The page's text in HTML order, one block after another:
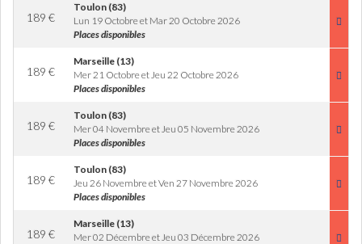
189 €
Toulon (83)
Lun 19 Octobre et Mar 20 Octobre 2026
Places disponibles
189 €
Marseille (13)
Mer 21 Octobre et Jeu 22 Octobre 2026
Places disponibles
189 €
Toulon (83)
Mer 04 Novembre et Jeu 05 Novembre 2026
Places disponibles
189 €
Toulon (83)
Jeu 26 Novembre et Ven 27 Novembre 2026
Places disponibles
189 €
Marseille (13)
Mer 02 Décembre et Jeu 03 Décembre 2026